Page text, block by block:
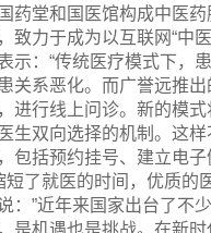
药堂和国医馆构成中医
致力于成为以互联网“中
示：“传统医疗模式下，
关系恶化。而广誉远推
进行线上问诊。新的模
生双向选择的机制。这
包括预约挂号、建立电
了就医的时间，优质的
：”近年来国家出台了不
是机遇也是挑战。在新